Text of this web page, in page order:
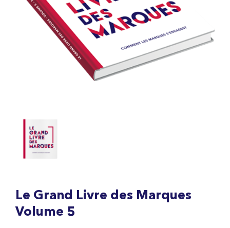
Le Grand Livre des Marques
Volume 5